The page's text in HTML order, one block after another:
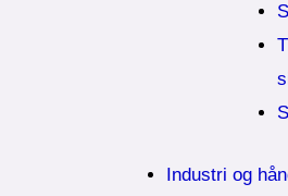
Industri og